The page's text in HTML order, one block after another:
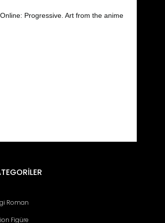
Progressive. Art from the anime
Roman
Figüre